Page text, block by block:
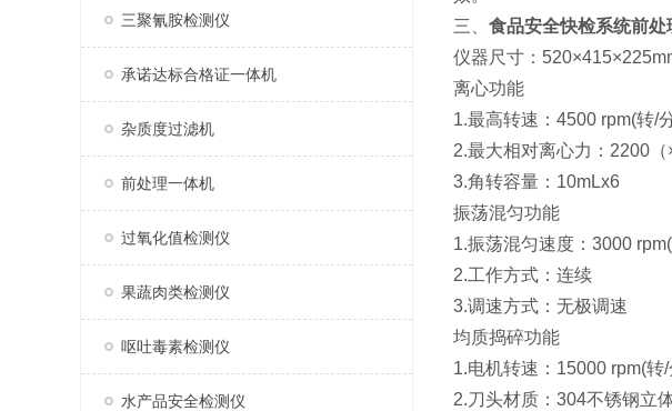
三聚氰胺检测仪
承诺达标合格证一体机
杂质度过滤机
前处理一体机
过氧化值检测仪
果蔬肉类检测仪
呕吐毒素检测仪
水产品安全检测仪
三、 食品安全快检系统前处
仪器尺寸：
离心功能
1.最高转速：4500 rpm(转/分
2.最大相对离心力：2200（
3.角转容量：10mLx6
振荡混匀功能
1.振荡混匀速度：3000 rpm(
2.工作方式：连续
3.调速方式：无极调速
均质捣碎功能
1.电机转速：15000 rpm(转/
2.刀头材质：304不锈钢立